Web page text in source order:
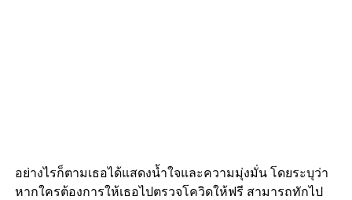
อย่างไรก็ตามเธอได้แสดงน้ำใจและความมุ่งมั่น โดยระบุว่า
หากใครต้องการให้เธอไปตรวจโควิดให้ฟรี สามารถทักไป